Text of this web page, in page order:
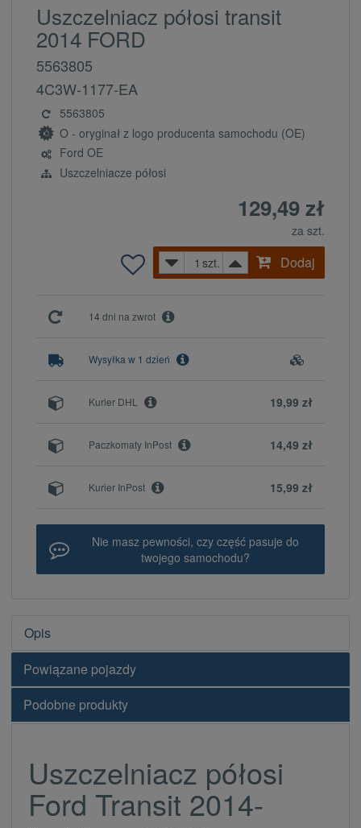
Uszczelniacz półosi transit
2014 FORD
5563805
4C3W-1177-EA
5563805
O - oryginał z logo producenta samochodu (OE)
Ford OE
Uszczelniacze półosi
129,49 zł
za szt.
szt.
Dodaj
14 dni na zwrot
Wysyłka w 1 dzień
19,99 zł
Kurier DHL
14,49 zł
Paczkomaty InPost
15,99 zł
Kurier InPost
Nie masz pewności, czy część pasuje do
twojego samochodu?
Opis
Powiązane pojazdy
Podobne produkty
Uszczelniacz półosi
Ford Transit 2014-